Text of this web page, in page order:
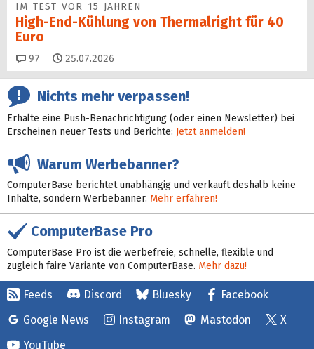
IM TEST VOR 15 JAHREN
High-End-Kühlung von Thermalright für 40
Euro
97 Kommentare
25.07.2026
Nichts mehr verpassen!
Erhalte eine Push-Benachrichtigung (oder einen Newsletter) bei
Erscheinen neuer Tests und Berichte: Jetzt anmelden!
Warum Werbebanner?
ComputerBase berichtet unabhängig und verkauft deshalb keine
Inhalte, sondern Werbebanner. Mehr erfahren!
ComputerBase Pro
ComputerBase Pro ist die werbefreie, schnelle, flexible und
zugleich faire Variante von ComputerBase. Mehr dazu!
Feeds Discord Bluesky
Facebook
Google News
Instagram Mastodon
X
YouTube